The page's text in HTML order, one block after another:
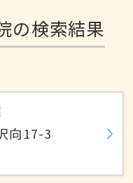
の検索結果
向17-3